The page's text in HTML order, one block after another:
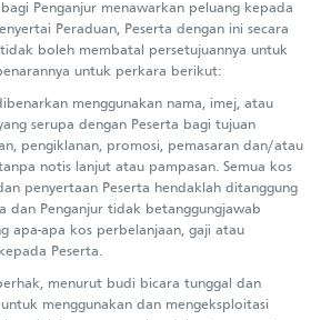
Penganjur menawarkan peluang kepada
Peraduan, Peserta dengan ini secara
boleh membatal persetujuannya untuk
untuk perkara berikut:
menggunakan nama, imej, atau
serupa dengan Peserta bagi tujuan
pengiklanan, promosi, pemasaran dan/atau
notis lanjut atau pampasan. Semua kos
penyertaan Peserta hendaklah ditanggung
dan Penganjur tidak betanggungjawab
apa-apa kos perbelanjaan, gaji atau
Peserta.
menurut budi bicara tunggal dan
menggunakan dan mengeksploitasi